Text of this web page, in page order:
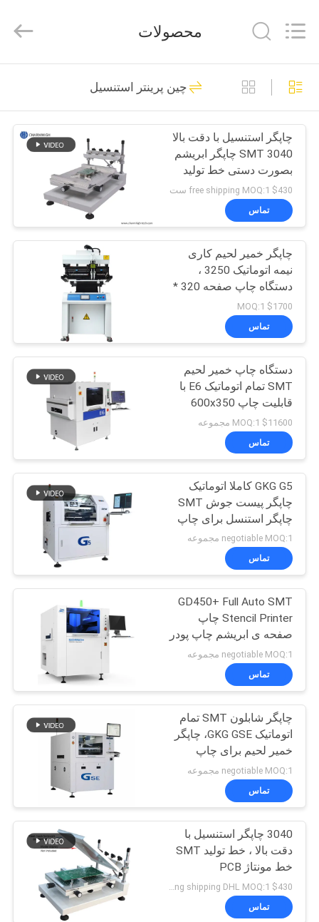
خانه
محصولات
فیلم
درباره
ما
کارخانه
کنترل
کیفیت
تماس
بگیرید
خبر
SHOPPING
ON
LINE
نقشه
سایت
سیاست
حفظ
حریم
خصوصی
CHARMHIGH
TECHNOLOGY
Rights
انتخاب و قرار دادن
دستگاه SMT
74
خط تولید smt
37
پرینتر استنسیل
23
کوره بازگرداندن SMT
34
فیدر SMT
21
دستگاه SMT کوچک
21
محصولات
چین پرینتر استنسیل
چاپگر استنسیل با دقت بالا
3040 SMT چاپگر ابریشم
بصورت دستی خط تولید
SMT
$430 free shipping MOQ:1 ست
تماس
چاپگر خمیر لحیم کاری
نیمه اتوماتیک 3250 ،
دستگاه چاپ صفحه 320 *
500 میلی متر
$1700 MOQ:1
تماس
دستگاه چاپ خمیر لحیم
SMT تمام اتوماتیک E6 با
قابلیت چاپ 600x350
میلی‌متر
$11600 MOQ:1 مجموعه
تماس
GKG G5 کاملا اتوماتیک
چاپگر پیست جوش SMT
چاپگر استنسل برای چاپ
صفحه نمایش
negotiable MOQ:1 مجموعه
تماس
GD450+ Full Auto SMT
Stencil Printer چاپ
صفحه ی ابریشم چاپ پودر
چاپ پاست
negotiable MOQ:1 مجموعه
تماس
چاپگر شابلون SMT تمام
اتوماتیک GKG GSE، چاپگر
خمیر لحیم برای چاپ
صفحه ای 400*340 میلی
متر
negotiable MOQ:1 مجموعه
تماس
3040 چاپگر استنسیل با
دقت بالا ، خط تولید SMT
خط مونتاژ PCB
تماس